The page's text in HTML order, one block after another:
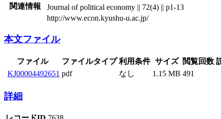
関連情報
Journal of political economy || 72(4) || p1-13
http://www.econ.kyushu-u.ac.jp/
本文ファイル
ファイル ファイルタイプ 利用条件 サイズ 閲覧回数
KJ00004492651 pdf なし 1.15 MB 491
詳細